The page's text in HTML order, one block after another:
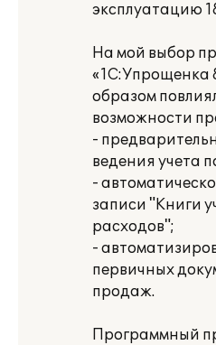
эксплуатацию
На мой выбор
«1С:Упрощенка
образом
возможности
-
ведения учета
-
записи "Книги
расходов";
-
первичных
продаж.
Программный